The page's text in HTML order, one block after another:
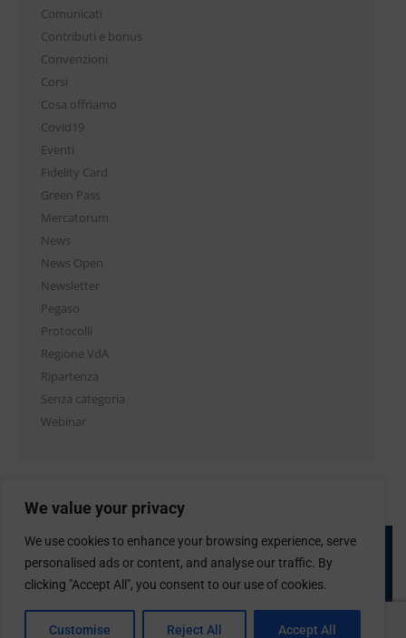
We value your privacy
We use cookies to enhance your browsing experience, serve
personalised ads or content, and analyse our traffic. By
clicking "Accept All", you consent to our use of cookies.
Customise Reject All Accept All
Comunicati
Contributi e bonus
Convenzioni
Corsi
Cosa offriamo
Covid19
Eventi
Fidelity Card
Green Pass
Mercatorum
News
News Open
Newsletter
Pegaso
Protocolli
Regione VdA
Ripartenza
Senza categoria
Webinar